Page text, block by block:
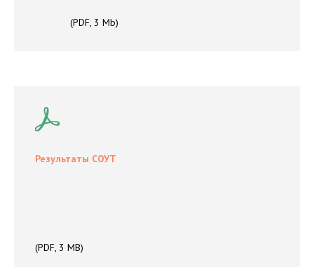
(PDF, 3 Mb)
Результаты СОУТ
(PDF, 3 MB)